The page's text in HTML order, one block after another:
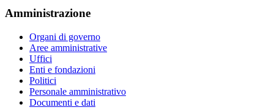
Amministrazione
Organi di governo
Aree amministrative
Uffici
Enti e fondazioni
Politici
Personale amministrativo
Documenti e dati